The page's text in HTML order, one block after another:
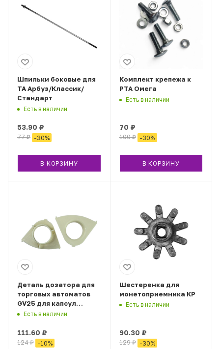
Шпильки боковые для
ТА Арбуз/Классик/
Стандарт
Есть в наличии
53.90 ₽
77₽ -30%
В КОРЗИНУ
Комплект крепежа к
РТА Омега
Есть в наличии
70 ₽
100₽ -30%
В КОРЗИНУ
Деталь дозатора для
торговых автоматов
GV25 для капсул
28/33мм (6шт.)
Есть в наличии
111.60 ₽
124₽ -10%
Шестеренка для
монетоприемника КР
Есть в наличии
90.30 ₽
129₽ -30%